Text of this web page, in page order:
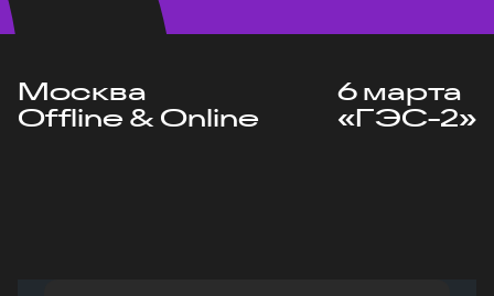
Москва
Offline & Online
6 марта
«ГЭС-2»